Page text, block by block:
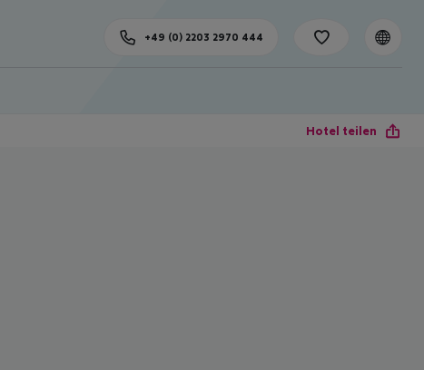
+49 (0) 2203 2970 444
Hotel teilen